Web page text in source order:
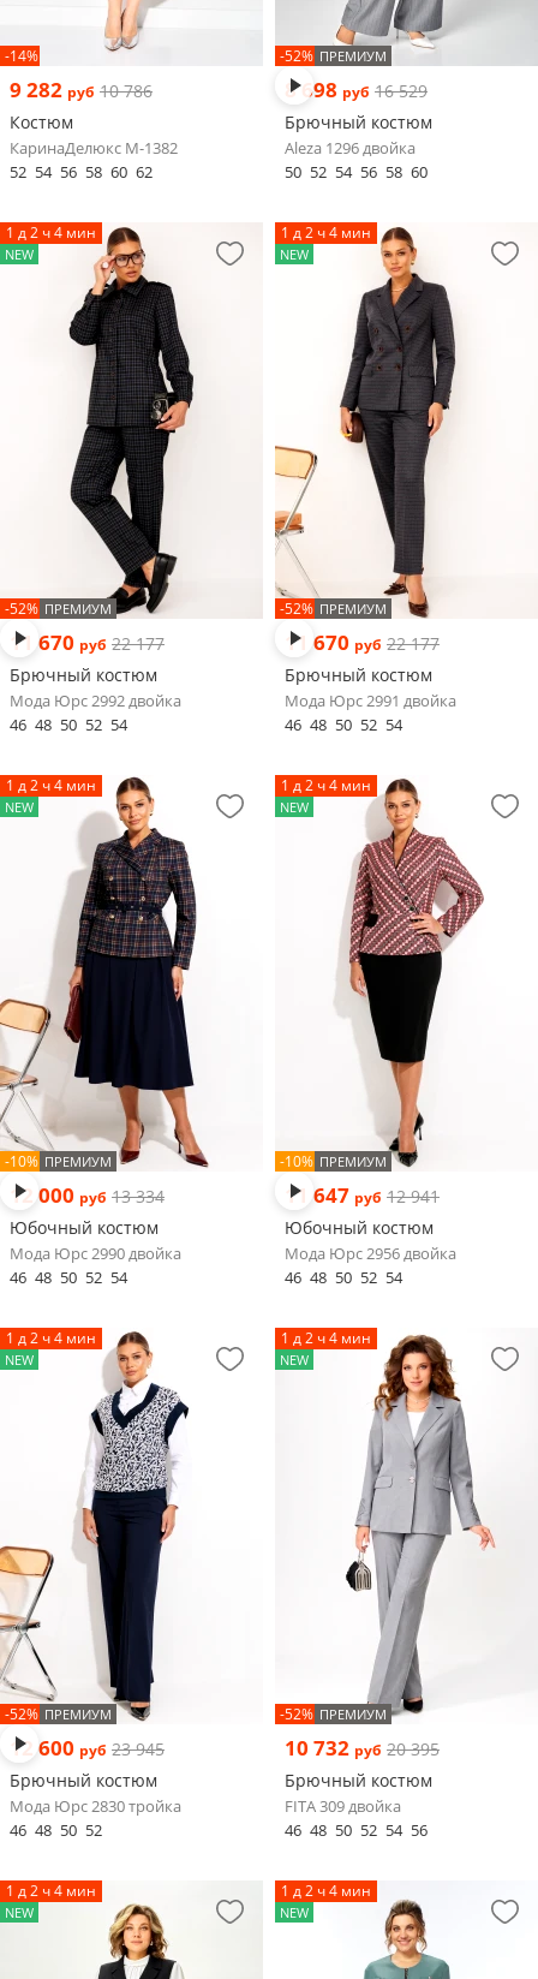
-14%
9 282 руб 10 786
Костюм
КаринаДелюкс М-1382
52 54 56 58 60 62
-52% ПРЕМИУМ
8 698 руб 16 529
Брючный костюм
Aleza 1296 двойка
50 52 54 56 58 60
1 д 2 ч 4 мин
NEW
-52% ПРЕМИУМ
11 670 руб 22 177
Брючный костюм
Мода Юрс 2992 двойка
46 48 50 52 54
1 д 2 ч 4 мин
NEW
-52% ПРЕМИУМ
11 670 руб 22 177
Брючный костюм
Мода Юрс 2991 двойка
46 48 50 52 54
1 д 2 ч 4 мин
NEW
-10% ПРЕМИУМ
12 000 руб 13 334
Юбочный костюм
Мода Юрс 2990 двойка
46 48 50 52 54
1 д 2 ч 4 мин
NEW
-10% ПРЕМИУМ
11 647 руб 12 941
Юбочный костюм
Мода Юрс 2956 двойка
46 48 50 52 54
1 д 2 ч 4 мин
NEW
-52% ПРЕМИУМ
12 600 руб 23 945
Брючный костюм
Мода Юрс 2830 тройка
46 48 50 52
1 д 2 ч 4 мин
NEW
-52% ПРЕМИУМ
10 732 руб 20 395
Брючный костюм
FITA 309 двойка
46 48 50 52 54 56
1 д 2 ч 4 мин
NEW
1 д 2 ч 4 мин
NEW